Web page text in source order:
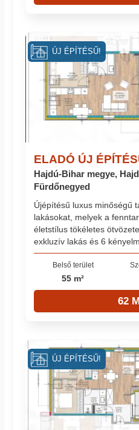
ELADÓ ÚJ
Hajdú-Bihar megye,
Fürdőnegyed
Újépítésű luxus minőségű
lakásokat, melyek a
életstílus tökéletes
exkluzív lakás és 6
Belső terület
55 m²
62
ÚJ ÉPÍTÉSŰ!
ÚJ ÉPÍTÉSŰ!